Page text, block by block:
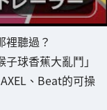
裡聽過？
球香蕉大亂鬥」
、Beat的可操